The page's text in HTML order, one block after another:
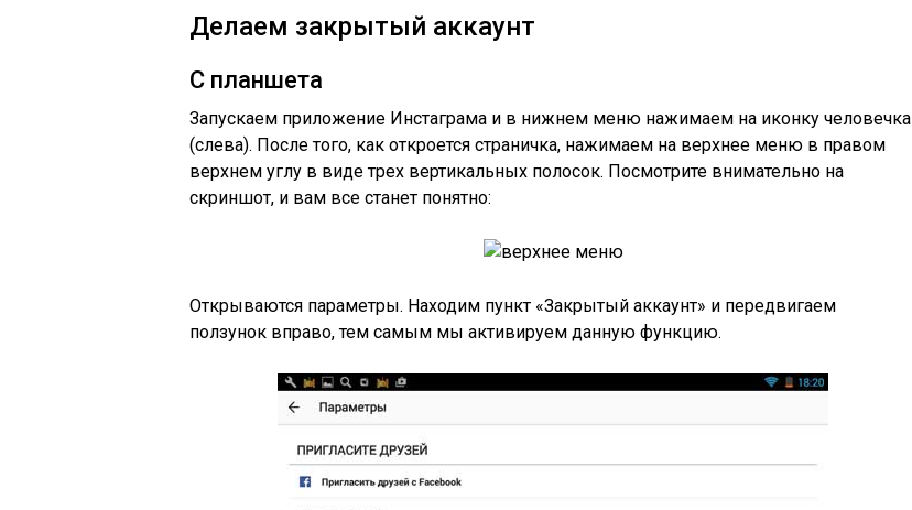
Делаем закрытый аккаунт
С планшета
Запускаем приложение Инстаграма и в нижнем меню нажимаем на иконку человечка
(слева). После того, как откроется страничка, нажимаем на верхнее меню в правом
верхнем углу в виде трех вертикальных полосок. Посмотрите внимательно на
скриншот, и вам все станет понятно:
Открываются параметры. Находим пункт «Закрытый аккаунт» и передвигаем
ползунок вправо, тем самым мы активируем данную функцию.